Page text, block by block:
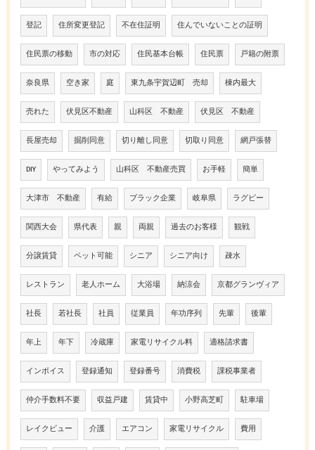
登記 住所変更登記 不在住証明 住んでいないことの証明
住民票の移動 市の対応 住民基本台帳 住民票 戸籍の附票
奈良県 空き家 庭 東九条宇賀辺町 売却 棟内最大
売れた 伏見区不動産 山科区 不動産 伏見区 不動産
長屋売却 掘削同意 切り離し同意 切取り同意 網戸張替
DIY やってみよう 山科区 不動産売買 お手軽 簡単
大津市 不動産 有給 ブラック企業 岐阜県 ラグビー
関西大会 県代表 親 両親 過去のお客様 観戦
分譲賃貸 ペット可能 シニア シニア向け 疎水
レストラン 老人ホーム 大浴場 納涼会 京都グランヴィア
社長 若社長 社員 従業員 年功序列 先輩 後輩
年上 年下 冷蔵庫 家電リサイクル料 適格請求書
インボイス 登録通知 登録番号 消費税 課税事業者
仲介手数料不要 収益戸建 賃貸中 小野高芝町 駐車場
レイクビュー 介護 エアコン 家電リサイクル 費用